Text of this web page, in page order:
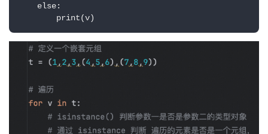
    else:
        print(v)